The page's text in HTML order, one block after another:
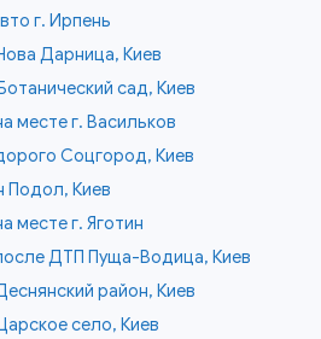
г. Ирпень
Дарница, Киев
сад, Киев
месте г. Васильков
Соцгород, Киев
Подол, Киев
месте г. Яготин
ДТП Пуща-Водица, Киев
район, Киев
село, Киев